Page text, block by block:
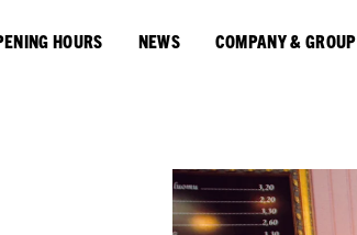
HOURS NEWS COMPANY & GROUP